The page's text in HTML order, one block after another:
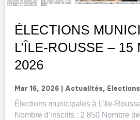
ÉLECTIONS
L’ÎLE-ROUSSE – 15
2026
Mar 16, 2026 Actualités, Elections
Élections municipales à L’Ile-
Nombre d’inscrits : 2 850 Nombre